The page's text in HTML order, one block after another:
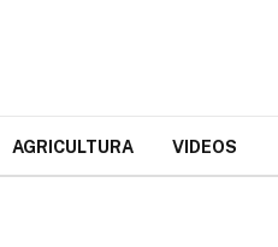
AGRICULTURA VIDEOS